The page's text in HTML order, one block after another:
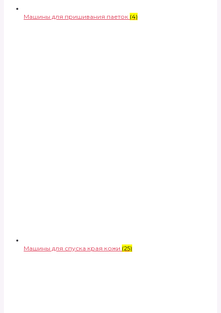
Машины для пришивания паеток (4)
Машины для спуска края кожи (25)